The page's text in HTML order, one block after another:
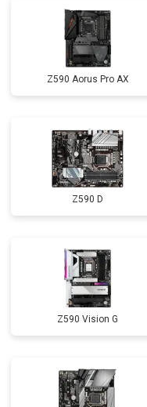
Z590 Aorus Pro AX
Z590 D
Z590 Vision G